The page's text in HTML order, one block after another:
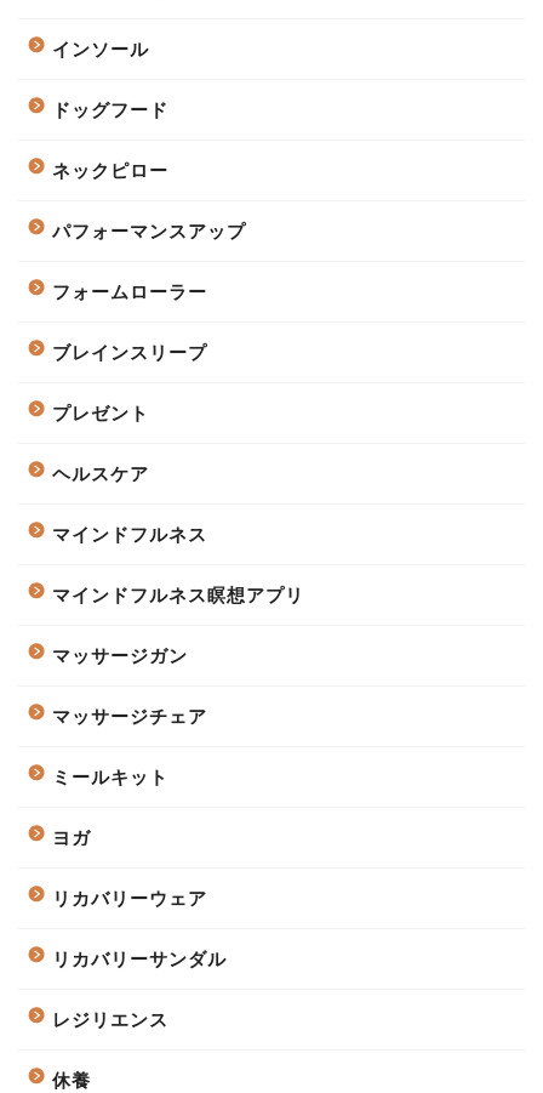
インソール
ドッグフード
ネックピロー
パフォーマンスアップ
フォームローラー
ブレインスリープ
プレゼント
ヘルスケア
マインドフルネス
マインドフルネス瞑想アプリ
マッサージガン
マッサージチェア
ミールキット
ヨガ
リカバリーウェア
リカバリーサンダル
レジリエンス
休養